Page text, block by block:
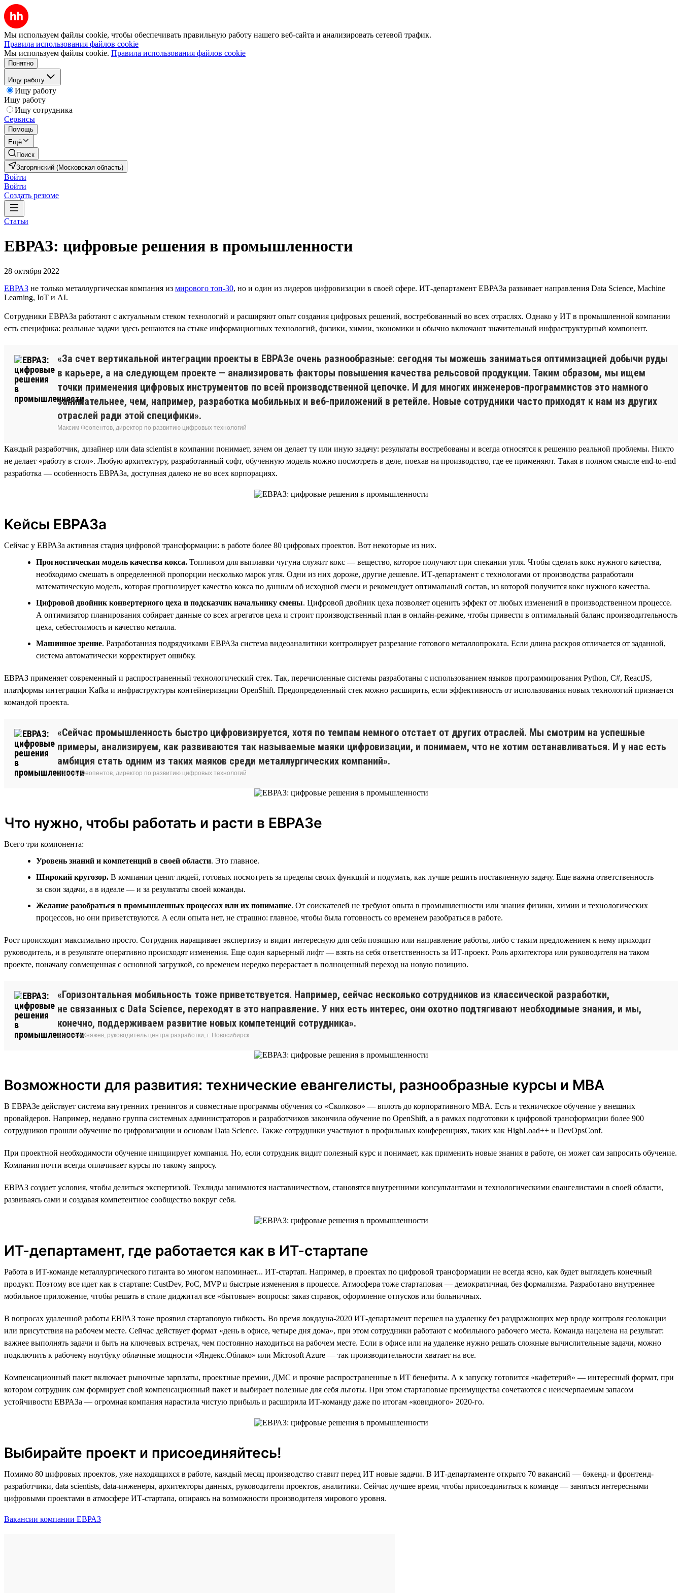
Мы используем файлы cookie, чтобы обеспечивать правильную работу нашего веб-сайта и анализировать сетевой трафик.
Правила использования файлов cookie
Мы используем файлы cookie. Правила использования файлов cookie
Понятно
Ищу работу
Ищу работу
Ищу работу
Ищу сотрудника
Сервисы
Помощь
Ещё
Поиск
Загорянский (Московская область)
Войти
Войти
Создать резюме
Статьи
ЕВРАЗ: цифровые решения в промышленности
28 октября 2022
ЕВРАЗ не только металлургическая компания из мирового топ-30, но и один из лидеров цифровизации в своей сфере. ИТ-департамент ЕВРАЗа развивает направления Data Science, Machine
Learning, IoT и AI.
Сотрудники ЕВРАЗа работают с актуальным стеком технологий и расширяют опыт создания цифровых решений, востребованный во всех отраслях. Однако у ИТ в промышленной компании
есть специфика: реальные задачи здесь решаются на стыке информационных технологий, физики, химии, экономики и обычно включают значительный инфраструктурный компонент.
«За счет вертикальной интеграции проекты в ЕВРАЗе очень разнообразные: сегодня ты можешь заниматься оптимизацией добычи руды
в карьере, а на следующем проекте — анализировать факторы повышения качества рельсовой продукции. Таким образом, мы ищем
точки применения цифровых инструментов по всей производственной цепочке. И для многих инженеров-программистов это намного
занимательнее, чем, например, разработка мобильных и веб-приложений в ретейле. Новые сотрудники часто приходят к нам из других
отраслей ради этой специфики».
Максим Феопентов, директор по развитию цифровых технологий
Каждый разработчик, дизайнер или data scientist в компании понимает, зачем он делает ту или иную задачу: результаты востребованы и всегда относятся к решению реальной проблемы. Никто
не делает «работу в стол». Любую архитектуру, разработанный софт, обученную модель можно посмотреть в деле, поехав на производство, где ее применяют. Такая в полном смысле end-to-end
разработка — особенность ЕВРАЗа, доступная далеко не во всех корпорациях.
Кейсы ЕВРАЗа
Сейчас у ЕВРАЗа активная стадия цифровой трансформации: в работе более 80 цифровых проектов. Вот некоторые из них.
Прогностическая модель качества кокса. Топливом для выплавки чугуна служит кокс — вещество, которое получают при спекании угля. Чтобы сделать кокс нужного качества,
необходимо смешать в определенной пропорции несколько марок угля. Одни из них дороже, другие дешевле. ИТ-департамент с технологами от производства разработали
математическую модель, которая прогнозирует качество кокса по данным об исходной смеси и рекомендует оптимальный состав, из которой получится кокс нужного качества.
Цифровой двойник конвертерного цеха и подсказчик начальнику смены. Цифровой двойник цеха позволяет оценить эффект от любых изменений в производственном процессе.
А оптимизатор планирования собирает данные со всех агрегатов цеха и строит производственный план в онлайн-режиме, чтобы привести в оптимальный баланс производительность
цеха, себестоимость и качество металла.
Машинное зрение. Разработанная подрядчиками ЕВРАЗа система видеоаналитики контролирует разрезание готового металлопроката. Если длина раскроя отличается от заданной,
система автоматически корректирует ошибку.
ЕВРАЗ применяет современный и распространенный технологический стек. Так, перечисленные системы разработаны с использованием языков программирования Python, С#, ReactJS,
платформы интеграции Kafka и инфраструктуры контейнеризации OpenShift. Предопределенный стек можно расширить, если эффективность от использования новых технологий признается
командой проекта.
«Сейчас промышленность быстро цифровизируется, хотя по темпам немного отстает от других отраслей. Мы смотрим на успешные
примеры, анализируем, как развиваются так называемые маяки цифровизации, и понимаем, что не хотим останавливаться. И у нас есть
амбиция стать одним из таких маяков среди металлургических компаний».
Максим Феопентов, директор по развитию цифровых технологий
Что нужно, чтобы работать и расти в ЕВРАЗе
Всего три компонента:
Уровень знаний и компетенций в своей области. Это главное.
Широкий кругозор. В компании ценят людей, готовых посмотреть за пределы своих функций и подумать, как лучше решить поставленную задачу. Еще важна ответственность
за свои задачи, а в идеале — и за результаты своей команды.
Желание разобраться в промышленных процессах или их понимание. От соискателей не требуют опыта в промышленности или знания физики, химии и технологических
процессов, но они приветствуются. А если опыта нет, не страшно: главное, чтобы была готовность со временем разобраться в работе.
Рост происходит максимально просто. Сотрудник наращивает экспертизу и видит интересную для себя позицию или направление работы, либо с таким предложением к нему приходит
руководитель, и в результате оперативно происходят изменения. Еще один карьерный лифт — взять на себя ответственность за ИТ-проект. Роль архитектора или руководителя на таком
проекте, поначалу совмещенная с основной загрузкой, со временем нередко перерастает в полноценный переход на новую позицию.
«Горизонтальная мобильность тоже приветствуется. Например, сейчас несколько сотрудников из классической разработки,
не связанных с Data Science, переходят в это направление. У них есть интерес, они охотно подтягивают необходимые знания, и мы,
конечно, поддерживаем развитие новых компетенций сотрудника».
Алексей Княжев, руководитель центра разработки, г. Новосибирск
Возможности для развития: технические евангелисты, разнообразные курсы и MBA
В ЕВРАЗе действует система внутренних тренингов и совместные программы обучения со «Сколково» — вплоть до корпоративного MBA. Есть и техническое обучение у внешних
провайдеров. Например, недавно группа системных администраторов и разработчиков закончила обучение по OpenShift, а в рамках подготовки к цифровой трансформации более 900
сотрудников прошли обучение по цифровизации и основам Data Science. Также сотрудники участвуют в профильных конференциях, таких как HighLoad++ и DevOpsConf.
При проектной необходимости обучение инициирует компания. Но, если сотрудник видит полезный курс и понимает, как применить новые знания в работе, он может сам запросить обучение.
Компания почти всегда оплачивает курсы по такому запросу.
ЕВРАЗ создает условия, чтобы делиться экспертизой. Техлиды занимаются наставничеством, становятся внутренними консультантами и технологическими евангелистами в своей области,
развиваясь сами и создавая компетентное сообщество вокруг себя.
ИТ-департамент, где работается как в ИТ-стартапе
Работа в ИТ-команде металлургического гиганта во многом напоминает... ИТ-стартап. Например, в проектах по цифровой трансформации не всегда ясно, как будет выглядеть конечный
продукт. Поэтому все идет как в стартапе: CustDev, PoC, MVP и быстрые изменения в процессе. Атмосфера тоже стартаповая — демократичная, без формализма. Разработано внутреннее
мобильное приложение, чтобы решать в стиле диджитал все «бытовые» вопросы: заказ справок, оформление отпусков или больничных.
В вопросах удаленной работы ЕВРАЗ тоже проявил стартаповую гибкость. Во время локдауна-2020 ИТ-департамент перешел на удаленку без раздражающих мер вроде контроля геолокации
или присутствия на рабочем месте. Сейчас действует формат «день в офисе, четыре дня дома», при этом сотрудники работают с мобильного рабочего места. Команда нацелена на результат:
важнее выполнять задачи и быть на ключевых встречах, чем постоянно находиться на рабочем месте. Если в офисе или на удаленке нужно решать сложные вычислительные задачи, можно
подключить к рабочему ноутбуку облачные мощности «Яндекс.Облако» или Microsoft Azure — так производительности хватает на все.
Компенсационный пакет включает рыночные зарплаты, проектные премии, ДМС и прочие распространенные в ИТ бенефиты. А к запуску готовится «кафетерий» — интересный формат, при
котором сотрудник сам формирует свой компенсационный пакет и выбирает полезные для себя льготы. При этом стартаповые преимущества сочетаются с неисчерпаемым запасом
устойчивости ЕВРАЗа — огромная компания нарастила чистую прибыль и расширила ИТ-команду даже по итогам «ковидного» 2020-го.
Выбирайте проект и присоединяйтесь!
Помимо 80 цифровых проектов, уже находящихся в работе, каждый месяц производство ставит перед ИТ новые задачи. В ИТ-департаменте открыто 70 вакансий — бэкенд- и фронтенд-
разработчики, data scientists, data-инженеры, архитекторы данных, руководители проектов, аналитики. Сейчас лучшее время, чтобы присоединиться к команде — заняться интересными
цифровыми проектами в атмосфере ИТ-стартапа, опираясь на возможности производителя мирового уровня.
Вакансии компании ЕВРАЗ